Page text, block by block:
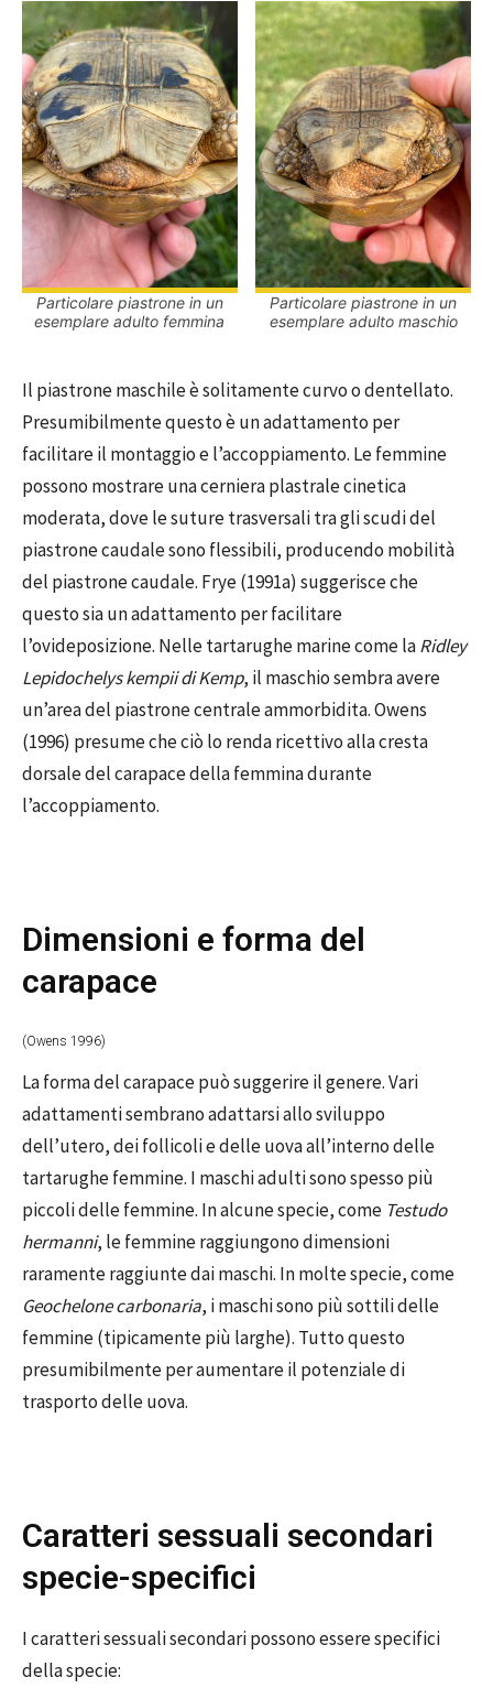
Particolare piastrone in un
esemplare adulto femmina
Particolare piastrone in un
esemplare adulto maschio
Il piastrone maschile è solitamente curvo o dentellato.
Presumibilmente questo è un adattamento per
facilitare il montaggio e l’accoppiamento. Le femmine
possono mostrare una cerniera plastrale cinetica
moderata, dove le suture trasversali tra gli scudi del
piastrone caudale sono flessibili, producendo mobilità
del piastrone caudale. Frye (1991a) suggerisce che
questo sia un adattamento per facilitare
l’ovideposizione. Nelle tartarughe marine come laRidley
Lepidochelys kempii di Kemp, il maschio sembra avere
un’area del piastrone centrale ammorbidita. Owens
(1996) presume che ciò lo renda ricettivo alla cresta
dorsale del carapace della femmina durante
l’accoppiamento.
Dimensioni e forma del
carapace
(Owens 1996)
La forma del carapace può suggerire il genere. Vari
adattamenti sembrano adattarsi allo sviluppo
dell’utero, dei follicoli e delle uova all’interno delle
tartarughe femmine. I maschi adulti sono spesso più
piccoli delle femmine. In alcune specie, come Testudo
hermanni, le femmine raggiungono dimensioni
raramente raggiunte dai maschi. In molte specie, come
Geochelone carbonaria, i maschi sono più sottili delle
femmine (tipicamente più larghe). Tutto questo
presumibilmente per aumentare il potenziale di
trasporto delle uova.
Caratteri sessuali secondari
specie-specifici
I caratteri sessuali secondari possono essere specifici
della specie: